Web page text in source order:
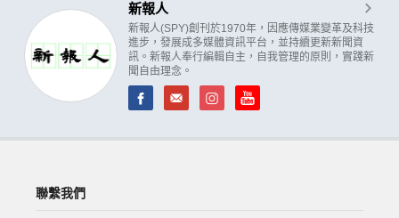
新報人
新報人(SPY)創刊於1970年，因應傳媒業變革及科技
進步，發展成多媒體資訊平台，並持續更新新聞資
訊。新報人奉行編輯自主，自我管理的原則，實踐新
聞自由理念。
聯繫我們